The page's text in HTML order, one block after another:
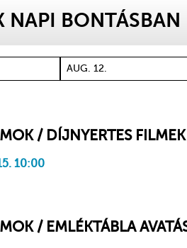
NAPI BONTÁSBAN
AUG. 12.
/ DÍJNYERTES
10:00
/ EMLÉKTÁBLA